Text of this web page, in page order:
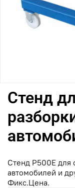
Стенд
Стенд Р500Е для
автомобилей и
Фикс.Цена.